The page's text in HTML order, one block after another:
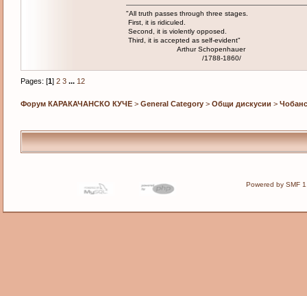
"All truth passes through three stages.
First, it is ridiculed.
Second, it is violently opposed.
Third, it is accepted as self-evident"
Arthur Schopenhauer
/1788-1860/
Pages: [1] 2 3 ... 12
Форум КАРАКАЧАНСКО КУЧЕ> General Category> Общи дискусии >
Powered by SMF